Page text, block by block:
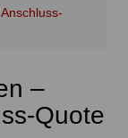
–
Quote